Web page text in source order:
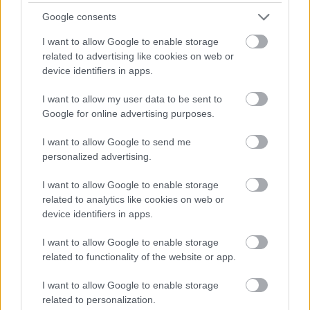
Google consents
I want to allow Google to enable storage
related to advertising like cookies on web or
device identifiers in apps.
I want to allow my user data to be sent to
Google for online advertising purposes.
I want to allow Google to send me
personalized advertising.
I want to allow Google to enable storage
related to analytics like cookies on web or
device identifiers in apps.
I want to allow Google to enable storage
related to functionality of the website or app.
I want to allow Google to enable storage
related to personalization.
Elhunyt Bernard Hill, A Gyűrűk
Ura és a Titanic sztárja
Chavalier|2024 május 5. 18:12
A Théoden királyt megformáló angol színész 79
Unmute Loaded :
81.69%
Vasárnap reggel elhunyt Bernard Hill, erősítette meg a